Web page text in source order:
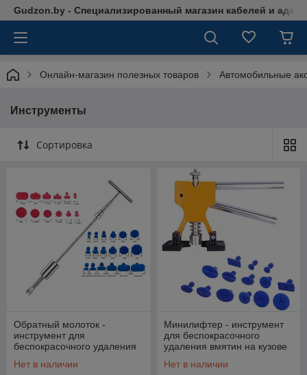
Gudzon.by - Специализированный магазин кабелей и
Онлайн-магазин полезных товаров Автомобильные
Инструменты
Сортировка
Обратный молоток -
инструмент для
беспокрасочного удаления
кузове автомобиля, 18+12
Нет в наличии
Минилифтер - инструмент
для беспокрасочного
удаления вмятин на кузове
насадок 559449
Нет в наличии